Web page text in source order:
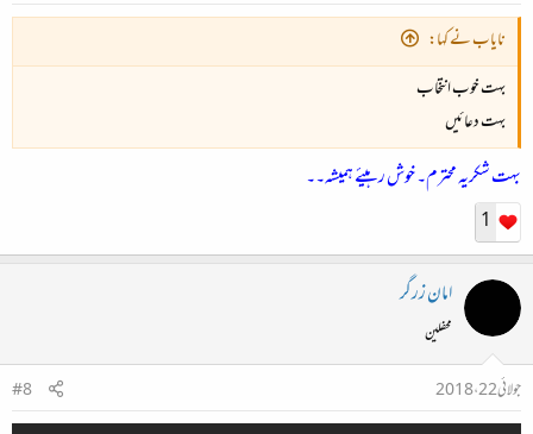
نایاب نے کہا:
بہت خوب انتخاب
بہت دعائیں
بہت شکریہ محترم۔ خوش رہیئے ہمیشہ۔۔
1
امان زرگر
محفلین
جولائی 22، 2018
#8